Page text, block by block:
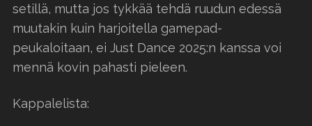
setillä, mutta jos tykkää tehdä ruudun edessä
muutakin kuin harjoitella gamepad-
peukaloitaan, ei Just Dance 2025:n kanssa voi
mennä kovin pahasti pieleen.
Kappalelista: